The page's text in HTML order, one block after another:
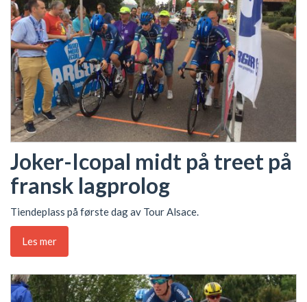
Joker-Icopal midt på treet på
fransk lagprolog
Tiendeplass på første dag av Tour Alsace.
Les mer